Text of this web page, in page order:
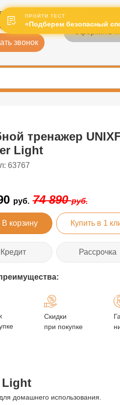
Горячая линия:
995
звонок
тренажер
Light
63767
руб. 74 890руб.
В корзину Купить в 1
Кредит Рассрочка
Скидки
при покупке
Light
домашнего использования.
ПРОЙТИ ТЕСТ